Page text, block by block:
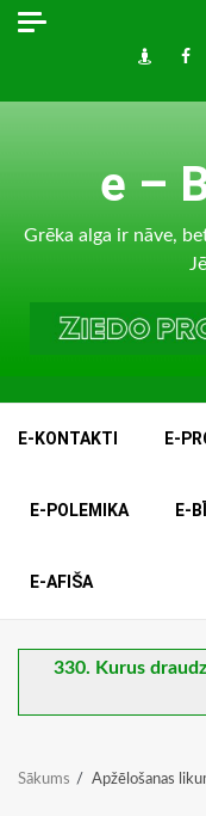
Skip
e –
Grēka alga ir nāve,
E-KONTAKTI E-
E-POLEMIKA E-
E-AFIŠA
330. Kurus
Sākums Apžēlošanas